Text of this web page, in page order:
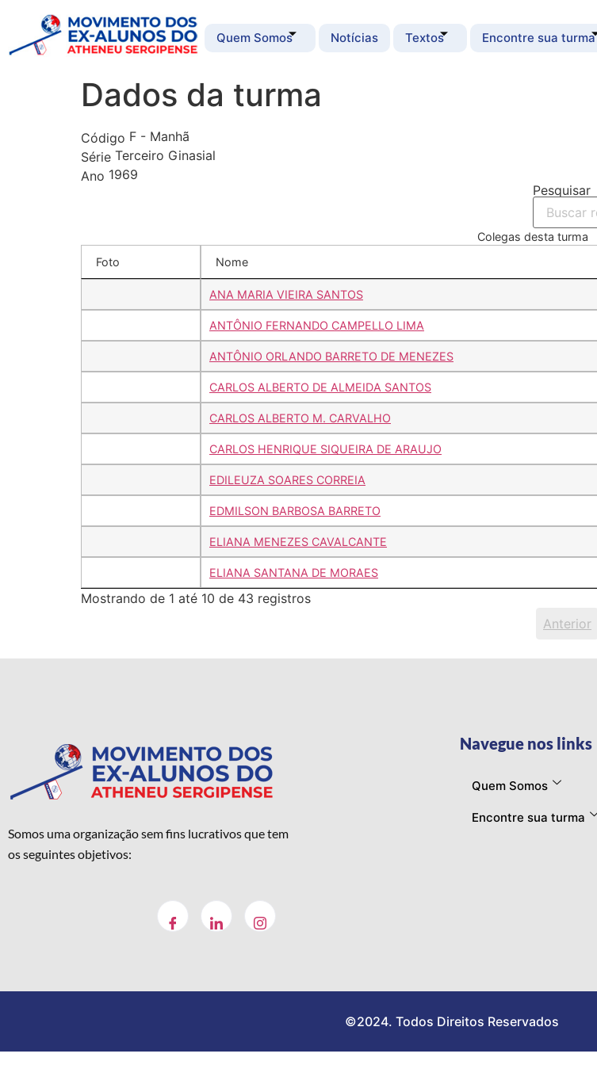
Quem Somos Notícias Textos Encontre sua turma
Dados da turma
Código F - Manhã
Série Terceiro Ginasial
Ano 1969
Pesquisar
Colegas desta turma
Foto
Nome
ANA MARIA VIEIRA SANTOS
ANTÔNIO FERNANDO CAMPELLO LIMA
ANTÔNIO ORLANDO BARRETO DE MENEZES
CARLOS ALBERTO DE ALMEIDA SANTOS
CARLOS ALBERTO M. CARVALHO
CARLOS HENRIQUE SIQUEIRA DE ARAUJO
EDILEUZA SOARES CORREIA
EDMILSON BARBOSA BARRETO
ELIANA MENEZES CAVALCANTE
ELIANA SANTANA DE MORAES
Mostrando de 1 até 10 de 43 registros
Anterior
Somos uma organização sem fins lucrativos que tem
os seguintes objetivos:
Navegue nos links
Quem Somos
Encontre sua turma
©2024. Todos Direitos Reservados